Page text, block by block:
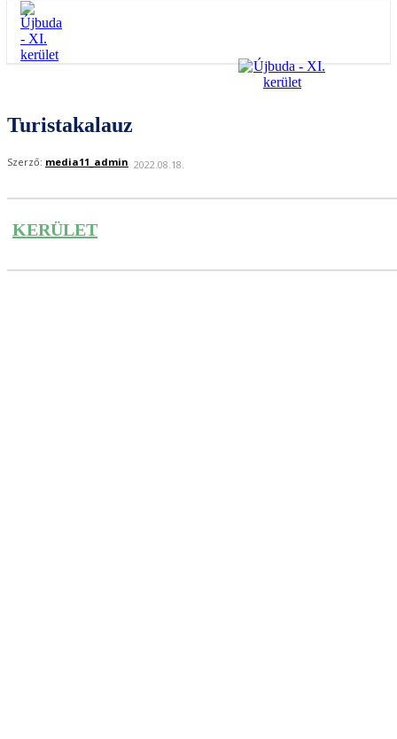
Turistakalauz
Szerző: media11_admin 2022.08.18.
KERÜLET